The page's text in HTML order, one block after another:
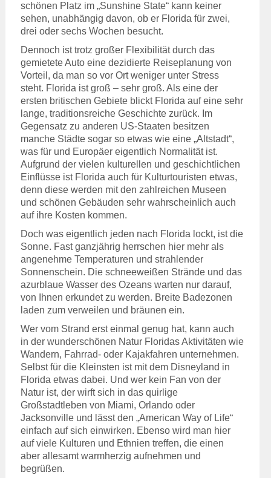
schönen Platz im „Sunshine State“ kann keiner
sehen, unabhängig davon, ob er Florida für zwei,
drei oder sechs Wochen besucht.
Dennoch ist trotz großer Flexibilität durch das
gemietete Auto eine dezidierte Reiseplanung von
Vorteil, da man so vor Ort weniger unter Stress
steht. Florida ist groß – sehr groß. Als eine der
ersten britischen Gebiete blickt Florida auf eine sehr
lange, traditionsreiche Geschichte zurück. Im
Gegensatz zu anderen US-Staaten besitzen
manche Städte sogar so etwas wie eine „Altstadt“,
was für und Europäer eigentlich Normalität ist.
Aufgrund der vielen kulturellen und geschichtlichen
Einflüsse ist Florida auch für Kulturtouristen etwas,
denn diese werden mit den zahlreichen Museen
und schönen Gebäuden sehr wahrscheinlich auch
auf ihre Kosten kommen.
Doch was eigentlich jeden nach Florida lockt, ist die
Sonne. Fast ganzjährig herrschen hier mehr als
angenehme Temperaturen und strahlender
Sonnenschein. Die schneeweißen Strände und das
azurblaue Wasser des Ozeans warten nur darauf,
von Ihnen erkundet zu werden. Breite Badezonen
laden zum verweilen und bräunen ein.
Wer vom Strand erst einmal genug hat, kann auch
in der wunderschönen Natur Floridas Aktivitäten wie
Wandern, Fahrrad- oder Kajakfahren unternehmen.
Selbst für die Kleinsten ist mit dem Disneyland in
Florida etwas dabei. Und wer kein Fan von der
Natur ist, der wirft sich in das quirlige
Großstadtleben von Miami, Orlando oder
Jacksonville und lässt den „American Way of Life“
einfach auf sich einwirken. Ebenso wird man hier
auf viele Kulturen und Ethnien treffen, die einen
aber allesamt warmherzig aufnehmen und
begrüßen.